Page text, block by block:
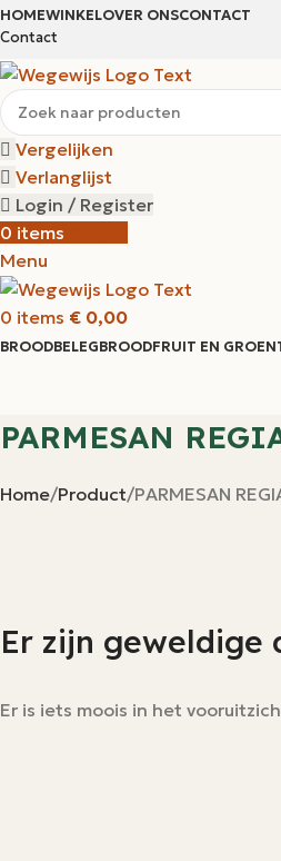
HOMEWINKELOVER ONSCONTACT
Contact
Vergelijken
Verlanglijst
Login / Register
0 items
Menu
0 items € 0,00
BROODBELEGBROODFRUIT EN
PARMESAN
Home Product PARMESAN
Er zijn geweldige
Er is iets moois in het